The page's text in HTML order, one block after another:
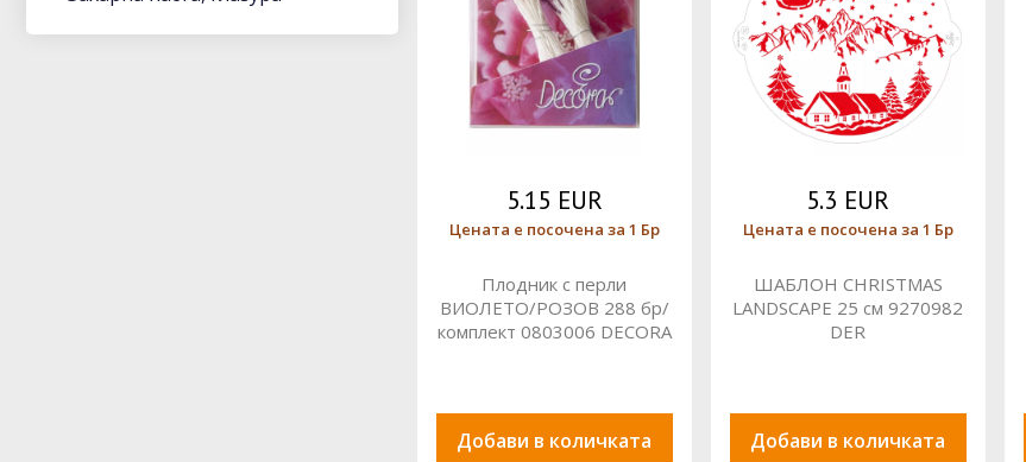
5.15 EUR
Цената е посочена за 1 Бр
Плодник с перли
ВИОЛЕТО/РОЗОВ 288 бр/
комплект 0803006 DECORA
Добави в количката
5.3 EUR
Цената е посочена за 1 Бр
ШАБЛОН CHRISTMAS
LANDSCAPE 25 см 9270982
DER
Добави в количката